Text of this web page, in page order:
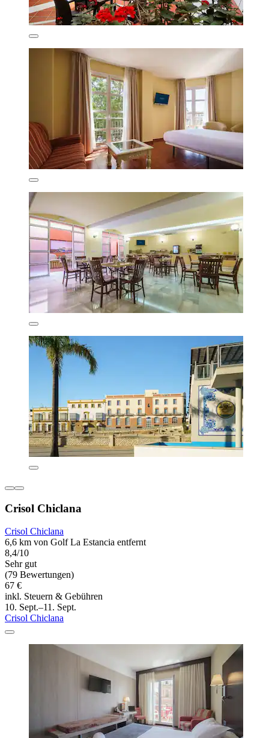
Crisol Chiclana
Crisol Chiclana
6,6 km von Golf La Estancia entfernt
8,4/10
Sehr gut
(79 Bewertungen)
67 €
inkl. Steuern & Gebühren
10. Sept.–11. Sept.
Crisol Chiclana